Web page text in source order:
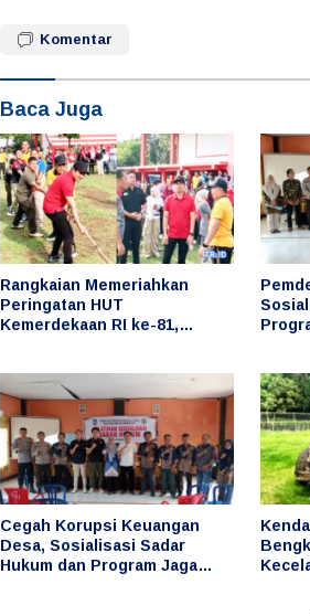
Komentar
Baca Juga
Rangkaian Memeriahkan
Peringatan HUT
Kemerdekaan RI ke-81,
Cegah Korupsi Keuangan
Desa, Sosialisasi Sadar
Hukum dan Program Jaga